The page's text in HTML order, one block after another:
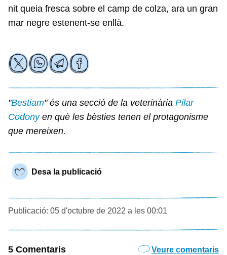
nit queia fresca sobre el camp de colza, ara un gran
mar negre estenent-se enllà.
"Bestiam" és una secció de la veterinària Pilar
Codonyen què les bèsties tenen el protagonisme
que mereixen.
Desa la publicació
Publicació: 05 d'octubre de 2022 a les 00:01
5 Comentaris Veure comentaris